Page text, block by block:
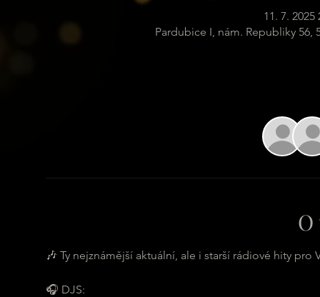
11. 7. 2025
Pardubice I, nám. Republiky 56,
🎶 Ty nejznámější aktuální, ale i starší rádiové hity pro
🎧 DJS: